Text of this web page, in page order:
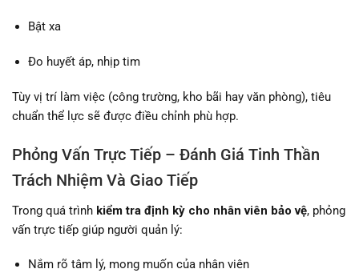
Bật xa
Đo huyết áp, nhịp tim
Tùy vị trí làm việc (công trường, kho bãi hay văn phòng), tiêu
chuẩn thể lực sẽ được điều chỉnh phù hợp.
Phỏng Vấn Trực Tiếp – Đánh Giá Tinh Thần
Trách Nhiệm Và Giao Tiếp
Trong quá trình kiểm tra định kỳ cho nhân viên bảo vệ, phỏng
vấn trực tiếp giúp người quản lý:
Nắm rõ tâm lý, mong muốn của nhân viên